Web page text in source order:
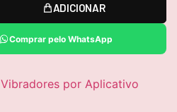
ADICIONAR
Comprar pelo WhatsApp
Vibradores por Aplicativo